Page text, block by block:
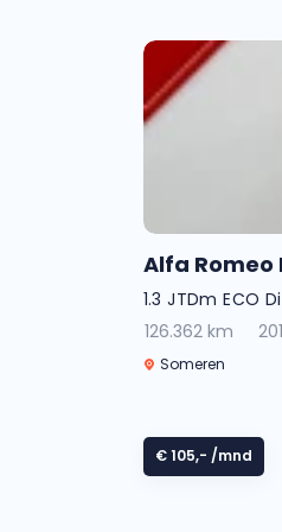
Alfa Romeo
1.3 JTDm ECO
126.362 km
Someren
€ 105,- /mnd